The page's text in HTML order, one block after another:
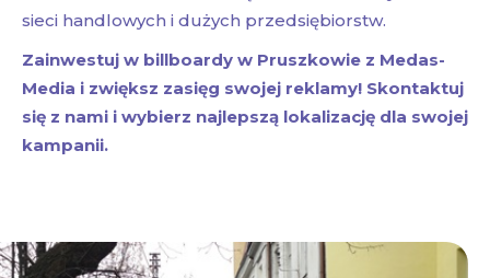
sieci handlowych i dużych przedsiębiorstw.
Zainwestuj w billboardy w Pruszkowie z Medas-
Media i zwiększ zasięg swojej reklamy! Skontaktuj
się z nami i wybierz najlepszą lokalizację dla swojej
kampanii.